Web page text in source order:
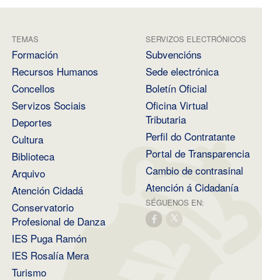
TEMAS
Formación
Recursos Humanos
Concellos
Servizos Sociais
Deportes
Cultura
Biblioteca
Arquivo
Atención Cidadá
Conservatorio
Profesional de Danza
IES Puga Ramón
IES Rosalía Mera
Turismo
SERVIZOS ELECTRÓNICOS
Subvencións
Sede electrónica
Boletín Oficial
Oficina Virtual
Tributaria
Perfil do Contratante
Portal de Transparencia
Cambio de contrasinal
Atención á Cidadanía
SÉGUENOS EN: